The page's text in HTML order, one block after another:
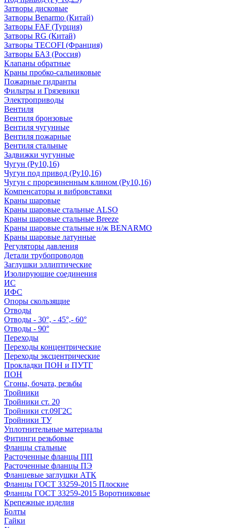
Затворы дисковые
Затворы Benarmo (Китай)
Затворы FAF (Турция)
Затворы RG (Китай)
Затворы TECOFI (Франция)
Затворы БАЗ (Россия)
Клапаны обратные
Краны пробко-сальниковые
Пожарные гидранты
Фильтры и Грязевики
Электроприводы
Вентиля
Вентиля бронзовые
Вентиля чугунные
Вентиля пожарные
Вентиля стальные
Задвижки чугунные
Чугун (Ру10,16)
Чугун под привод (Ру10,16)
Чугун с прорезиненным клином (Ру10,16)
Компенсаторы и вибровставки
Краны шаровые
Краны шаровые стальные ALSO
Краны шаровые стальные Breeze
Краны шаровые стальные н/ж BENARMO
Краны шаровые латунные
Регуляторы давления
Детали трубопроводов
Заглушки эллиптические
Изолирующие соединения
ИС
ИФС
Опоры скользящие
Отводы
Отводы - 30°, - 45°,- 60°
Отводы - 90°
Переходы
Переходы концентрические
Переходы эксцентрические
Прокладки ПОН и ПУТГ
ПОН
Сгоны, бочата, резьбы
Тройники
Тройники ст. 20
Тройники ст.09Г2С
Тройники ТУ
Уплотнительные материалы
Фитинги резьбовые
Фланцы стальные
Расточенные фланцы ПП
Расточенные фланцы ПЭ
Фланцевые заглушки АТК
Фланцы ГОСТ 33259-2015 Плоские
Фланцы ГОСТ 33259-2015 Воротниковые
Крепежные изделия
Болты
Гайки